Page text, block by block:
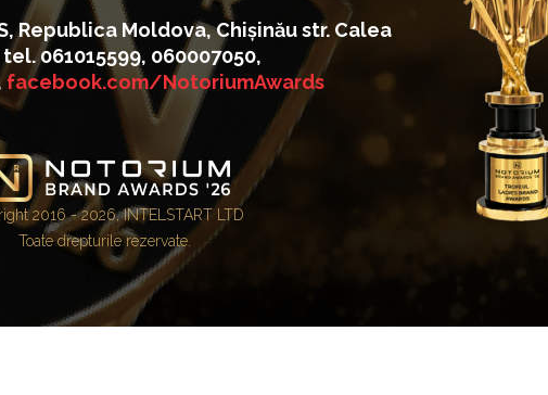
Republica Moldova, Chișinău str. Calea
061015599, 060007050,
facebook.com/NotoriumAwards
2016 - 2026, INTELSTART LTD
Toate drepturile rezervate.